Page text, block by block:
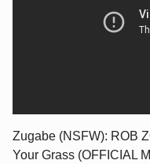
Zugabe (NSFW): ROB
Your Grass (OFFICIAL